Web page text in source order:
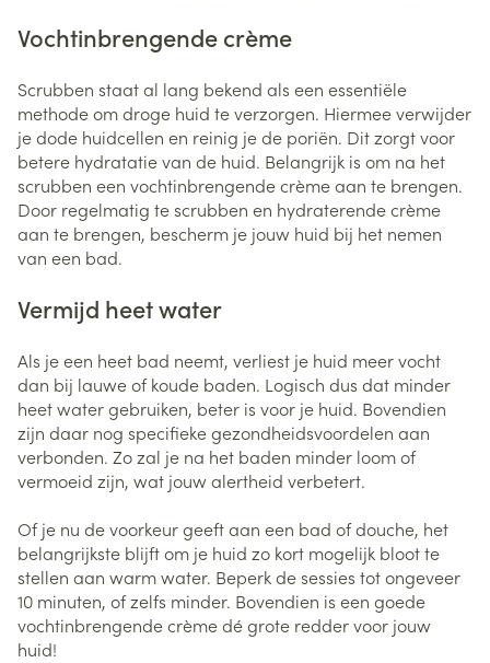
Vochtinbrengende crème
Scrubben staat al lang bekend als een essentiële
methode om droge huid te verzorgen. Hiermee verwijder
je dode huidcellen en reinig je de poriën. Dit zorgt voor
betere hydratatie van de huid. Belangrijk is om na het
scrubben een vochtinbrengende crème aan te brengen.
Door regelmatig te scrubben en hydraterende crème
aan te brengen, bescherm je jouw huid bij het nemen
van een bad.
Vermijd heet water
Als je een heet bad neemt, verliest je huid meer vocht
dan bij lauwe of koude baden. Logisch dus dat minder
heet water gebruiken, beter is voor je huid. Bovendien
zijn daar nog specifieke gezondheidsvoordelen aan
verbonden. Zo zal je na het baden minder loom of
vermoeid zijn, wat jouw alertheid verbetert.
Of je nu de voorkeur geeft aan een bad of douche, het
belangrijkste blijft om je huid zo kort mogelijk bloot te
stellen aan warm water. Beperk de sessies tot ongeveer
10 minuten, of zelfs minder. Bovendien is een goede
vochtinbrengende crème dé grote redder voor jouw
huid!